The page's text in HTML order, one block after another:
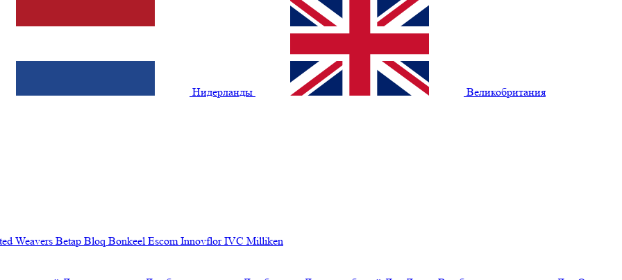
Нидерланды Великобритания
Weavers Betap Bloq Bonkeel Escom Innovflor IVC Milliken